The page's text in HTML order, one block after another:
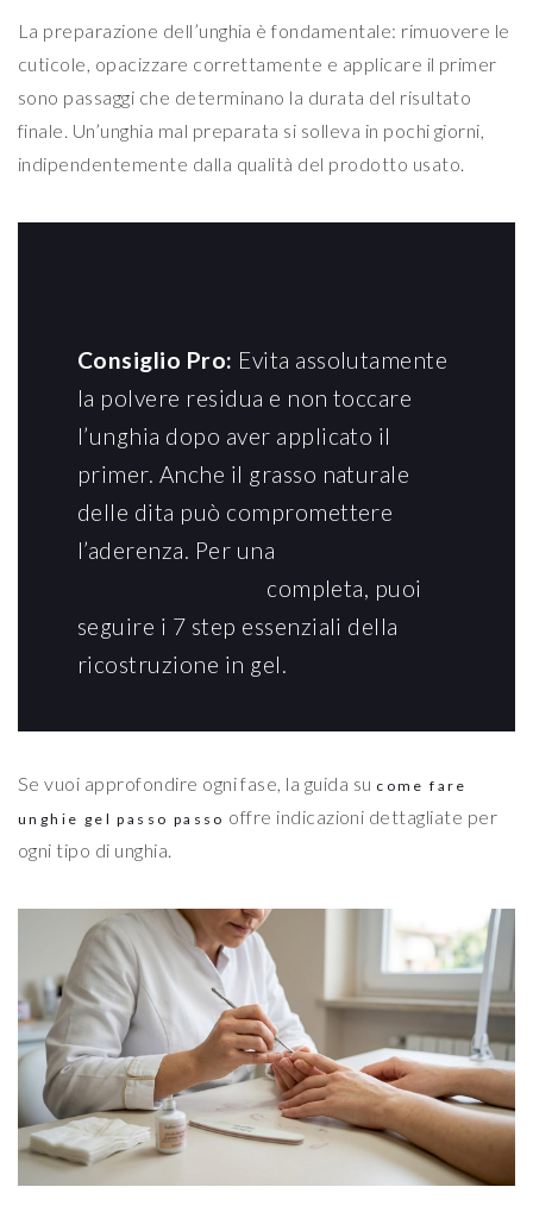
La preparazione dell’unghia è fondamentale: rimuovere le
cuticole, opacizzare correttamente e applicare il primer
sono passaggi che determinano la durata del risultato
finale. Un’unghia mal preparata si solleva in pochi giorni,
indipendentemente dalla qualità del prodotto usato.
Consiglio Pro: Evita assolutamente
la polvere residua e non toccare
l’unghia dopo aver applicato il
primer. Anche il grasso naturale
delle dita può compromettere
l’aderenza. Per una
completa, puoi
seguire i 7 step essenziali della
ricostruzione in gel.
Se vuoi approfondire ogni fase, la guida su come fare
unghie gel passo passo offre indicazioni dettagliate per
ogni tipo di unghia.